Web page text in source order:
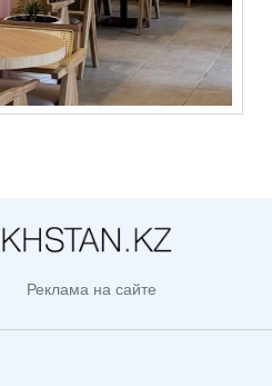
Реклама на сайте